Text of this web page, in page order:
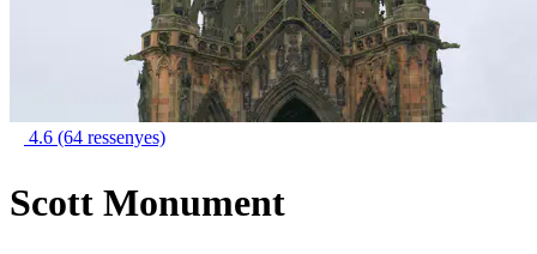
4.6 (64 ressenyes)
Scott Monument